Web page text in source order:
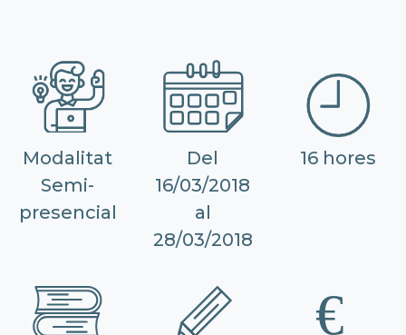
Modalitat
Semi-
presencial
Del
16/03/2018
al
28/03/2018
16 hores